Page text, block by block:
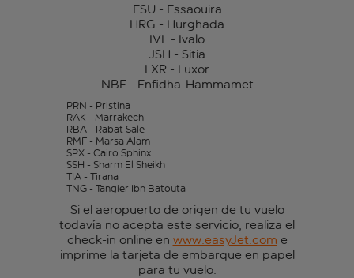
ESU - Essaouira
HRG - Hurghada
IVL - Ivalo
JSH - Sitia
LXR - Luxor
NBE - Enfidha-Hammamet
PRN - Pristina
RAK - Marrakech
RBA - Rabat Sale
RMF - Marsa Alam
SPX - Cairo Sphinx
SSH - Sharm El Sheikh
TIA - Tirana
TNG - Tangier Ibn Batouta
Si el aeropuerto de origen de tu vuelo
todavía no acepta este servicio, realiza el
check-in online en www.easyJet.com e
imprime la tarjeta de embarque en papel
para tu vuelo.